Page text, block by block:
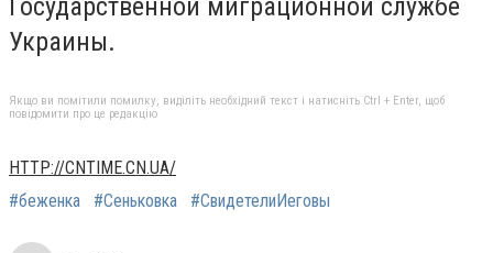
Государственной миграционной службе
Украины.
Якщо ви помітили помилку, виділіть необхідний текст і натисніть Ctrl + Enter, щоб
повідомити про це редакцію
HTTP://CNTIME.CN.UA/
#беженка
#Сеньковка #СвидетелиИеговы